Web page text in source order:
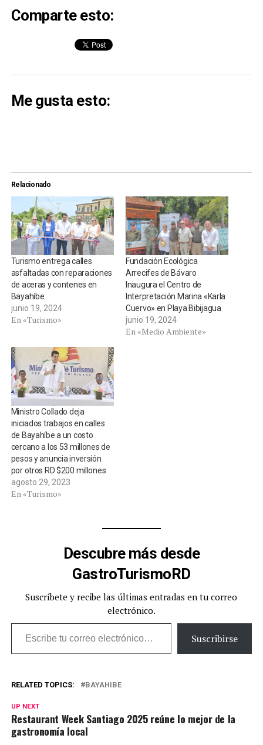
Comparte esto:
Me gusta esto:
Relacionado
Turismo entrega calles
asfaltadas con reparaciones
de aceras y contenes en
Bayahíbe.
junio 19, 2024
En «Turismo»
Fundación Ecológica
Arrecifes de Bávaro
Inaugura el Centro de
Interpretación Marina «Karla
Cuervo» en Playa Bibijagua
junio 19, 2024
En «Medio Ambiente»
Ministro Collado deja
iniciados trabajos en calles
de Bayahíbe a un costo
cercano a los 53 millones de
pesos y anuncia inversión
por otros RD $200 millones
agosto 29, 2023
En «Turismo»
Descubre más desde
GastroTurismoRD
Suscríbete y recibe las últimas entradas en tu correo
electrónico.
Escribe tu correo electrónico…
Suscribirse
RELATED TOPICS: BAYAHIBE
UP NEXT
Restaurant Week Santiago 2025 reúne lo mejor de la
gastronomía local